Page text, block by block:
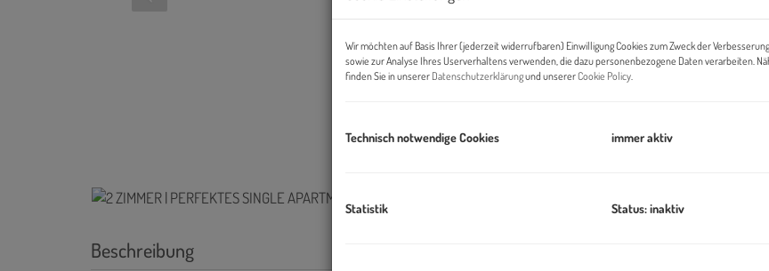
Beschreibung
Wir möchten auf Basis Ihrer (jederzeit widerrufbaren) Einwilligung Cookies zum Zweck der
sowie zur Analyse Ihres Userverhaltens verwenden, die dazu personenbezogene Daten verarbeiten.
finden Sie in unserer Datenschutzerklärungund unsererCookie Policy.
Technisch notwendige Cookies immer aktiv
Statistik Status: inaktiv